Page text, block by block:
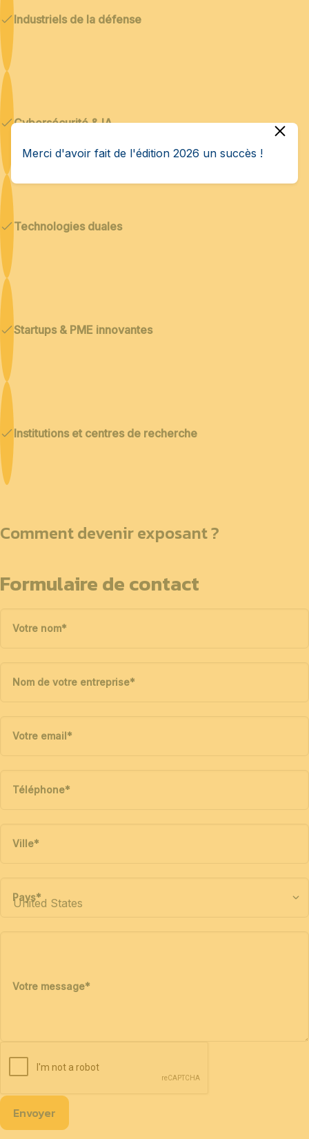
Industriels de la défense
Cybersécurité & IA
Technologies duales
Startups & PME innovantes
Institutions et centres de recherche
Comment devenir exposant ?
Formulaire de contact
Votre nom*
Nom de votre entreprise*
Votre email*
Téléphone*
Ville*
Pays*
Votre message*
Envoyer
Merci d'avoir fait de l'édition 2026 un succès !